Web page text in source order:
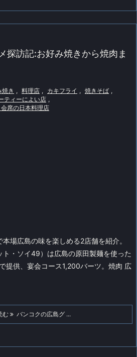
探訪記:お好み焼きから焼肉ま
焼き , 料理店 , カキフライ , 焼きそば ,
ティーによい店 ,
席の日本料理店
本場広島の味を楽しめる2店舗を紹介。
ト・ソイ49）は広島の原田製麺を使った
提供、宴会コース1,200バーツ。焼肉 広
む バンコクの広島グ ...